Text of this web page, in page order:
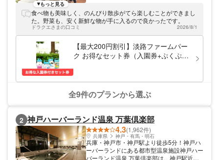
クリーム作り、ジェルキャンドルづくりなど
モノ作り体験ができる体験教室、いちごやト
マト、玉ねぎ、さつまいも、夏野菜などを収
穫できる収穫体験エリアなどがあります。ま
た、ゴーカートやエアージャンパー、ストラ
ックアウトなどができる遊び施設、四季のお
花畑、淡路島バーガーといったご当地グルメ
ムパーク イングランドの丘の魅力です。お
みやげやさんでは、「あわぢびーる」、「た
まねぎせんべい」などの淡路島産の特産品や
自動車道「洲本IC」から車で約15分、洲本
バスセンターから路線バスで約30分です。
淡路ファームパーク イングランドの丘の割
引チケットはスマホでの事前購入となるの
で、入り口でスマホを見せるだけとスムーズ
もっと見る
食べ物も美味しく、のんびり散歩がてら楽しむことができまし
た。野菜も、安く新鮮な物が手に入るので良かったです。
ドラクエさまの口コミ 2026/8/1
【最大200円割引】淡路ファームパー
ク お得なセット券（入園券+ぷくぷく
全9件のプランから選ぶ
2 神戸ハーバーランド温泉 万葉倶楽部
4.3(1,962件)
兵庫県 神戸・有馬・明石
兵庫・神戸市・神戸駅より徒歩5分！神戸ハ
ーバーランドにある都市型温泉施設神戸ハー
バーランド温泉 万葉倶楽部は、神戸駅近く